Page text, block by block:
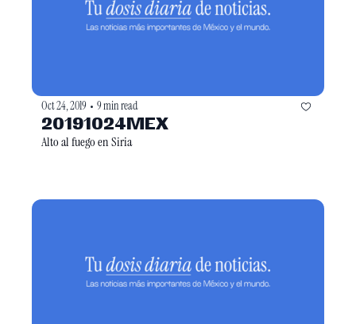
Oct 24, 2019 • 9 min read
20191024MEX
Alto al fuego en Siria